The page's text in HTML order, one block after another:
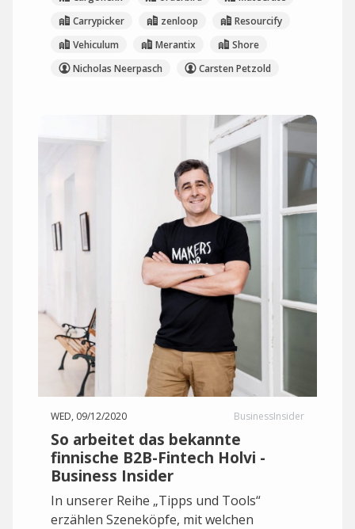
Carrypicker
zenloop
Resourcify
Vehiculum
Merantix
Shore
Nicholas Neerpasch
Carsten Petzold
WED, 09/12/2020 BusinessInsider
So arbeitet das bekannte
finnische B2B-Fintech Holvi -
Business Insider
In unserer Reihe „Tipps und Tools“
erzählen Szeneköpfe, mit welchen